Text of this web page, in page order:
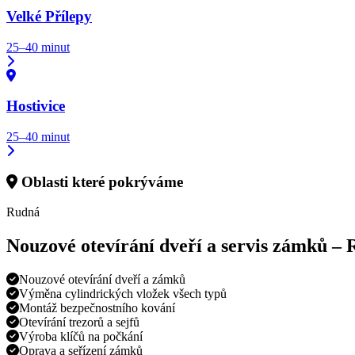
Velké Přílepy
25–40 minut
Hostivice
25–40 minut
Oblasti které pokrýváme
Rudná
Nouzové otevírání dveří a servis zámků –
Nouzové otevírání dveří a zámků
Výměna cylindrických vložek všech typů
Montáž bezpečnostního kování
Otevírání trezorů a sejfů
Výroba klíčů na počkání
Oprava a seřízení zámků